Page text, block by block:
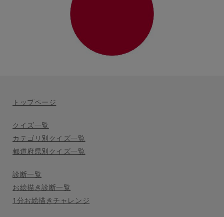
トップページ
クイズ一覧
カテゴリ別クイズ一覧
都道府県別クイズ一覧
診断一覧
お絵描き診断一覧
1分お絵描きチャレンジ